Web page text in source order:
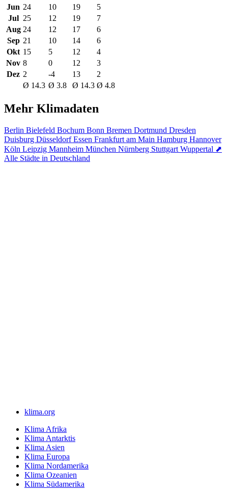
Jun 24 10 19
5
Jul 25 12 19
7
Aug 24 12 17
6
Sep 21 10 14
6
Okt 15 5 12
4
Nov 8 0 12
3
Dez 2 -4 13
2
Ø 14.3 Ø 3.8 Ø 14.3 Ø 4.8
Mehr Klimadaten
Berlin Bielefeld Bochum Bonn Bremen Dortmund Dresden
Duisburg DüsseldorfEssen Frankfurt am Main Hamburg Hannover
Köln Leipzig Mannheim München Nürnberg Stuttgart Wuppertal ⬈
Alle Städte in Deutschland
klima.org
Klima Afrika
Klima Antarktis
Klima Asien
Klima Europa
Klima Nordamerika
Klima Ozeanien
Klima Südamerika